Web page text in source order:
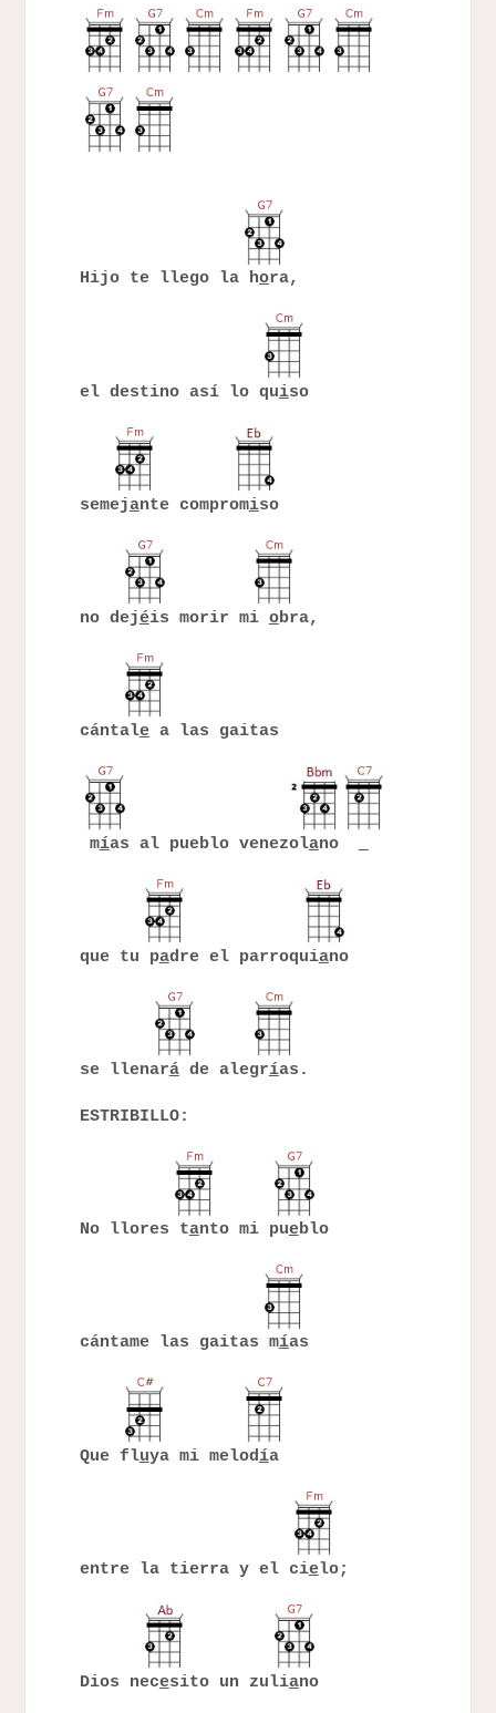
Hijo te llego la hora,
el destino así lo quiso
semejante compromiso
no dejéis morir mi obra,
cántalea las gaitas
mías al pueblo venezolano
que tu padre el parroquiano
se llenaráde alegrías.
ESTRIBILLO:
No llores tanto mi pueblo
cántame las gaitas mías
Que fluya mi melodía
entre la tierra y el cielo;
Dios necesito un zuliano